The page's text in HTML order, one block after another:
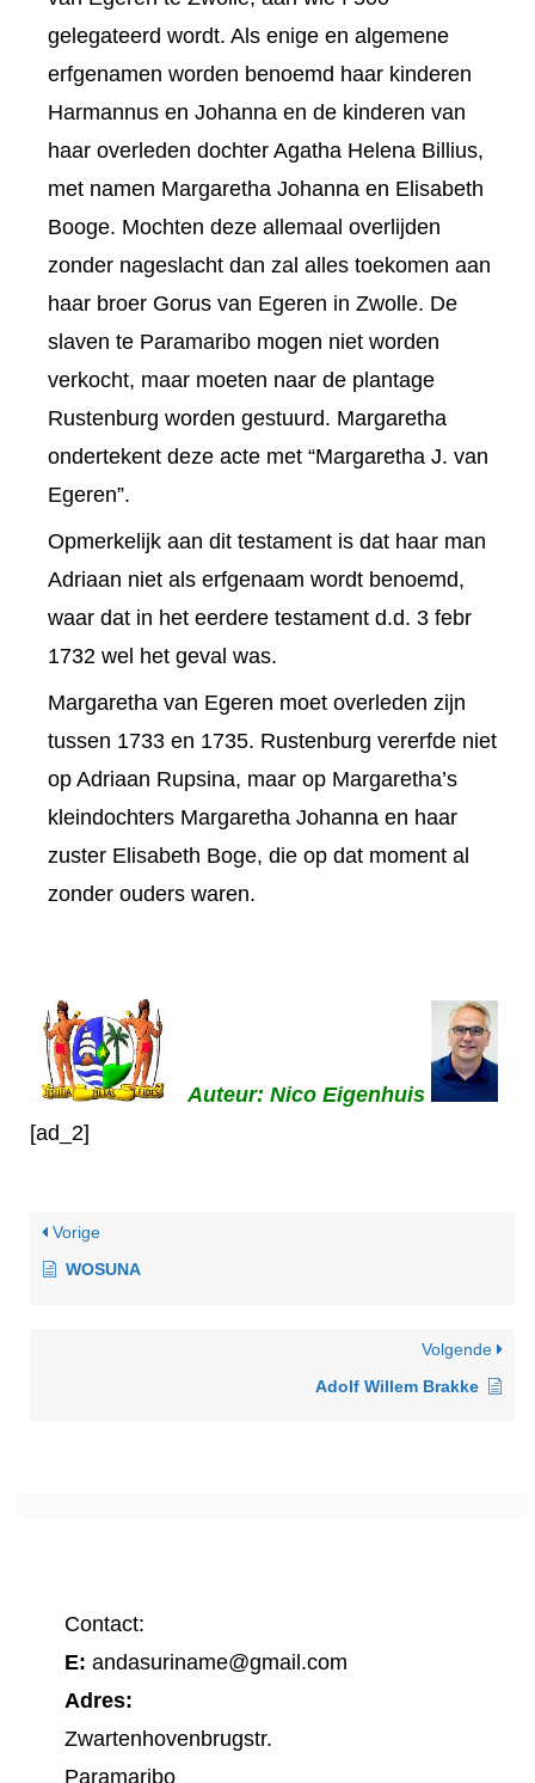
gelegateerd wordt. Als enige en algemene
erfgenamen worden benoemd haar kinderen
Harmannus en Johanna en de kinderen van
haar overleden dochter Agatha Helena Billius,
met namen Margaretha Johanna en Elisabeth
Booge. Mochten deze allemaal overlijden
zonder nageslacht dan zal alles toekomen aan
haar broer Gorus van Egeren in Zwolle. De
slaven te Paramaribo mogen niet worden
verkocht, maar moeten naar de plantage
Rustenburg worden gestuurd. Margaretha
ondertekent deze acte met “Margaretha J. van
Egeren”.
Opmerkelijk aan dit testament is dat haar man
Adriaan niet als erfgenaam wordt benoemd,
waar dat in het eerdere testament d.d. 3 febr
1732 wel het geval was.
Margaretha van Egeren moet overleden zijn
tussen 1733 en 1735. Rustenburg vererfde niet
op Adriaan Rupsina, maar op Margaretha’s
kleindochters Margaretha Johanna en haar
zuster Elisabeth Boge, die op dat moment al
zonder ouders waren.
Auteur: Nico Eigenhuis
[ad_2]
Vorige
WOSUNA
Volgende
Adolf Willem Brakke
Contact:
E: andasuriname@gmail.com
Adres:
Zwartenhovenbrugstr.
Paramaribo